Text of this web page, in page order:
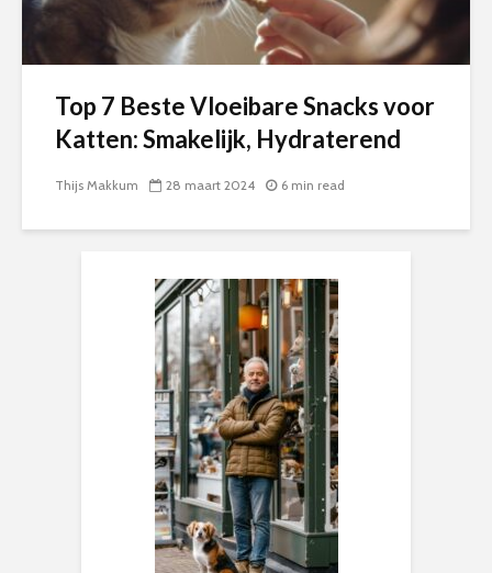
Top 7 Beste Vloeibare Snacks voor
Katten: Smakelijk, Hydraterend
Thijs Makkum 28 maart 2024 6 min read